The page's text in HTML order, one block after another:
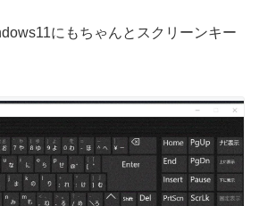
にもちゃんとスクリーンキー